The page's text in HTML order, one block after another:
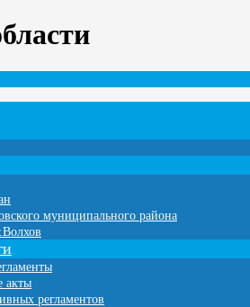
муниципального района
акты
регламентов